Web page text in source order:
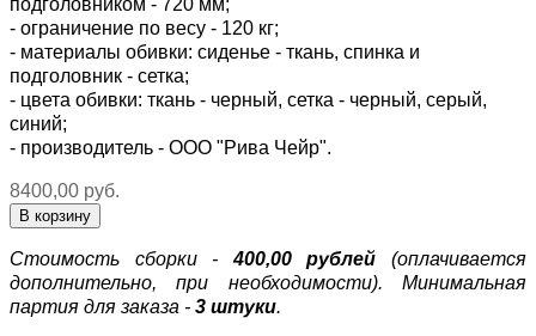
подголовником - 720 мм;
- ограничение по весу - 120 кг;
- материалы обивки: сиденье - ткань, спинка и
подголовник - сетка;
- цвета обивки: ткань - черный, сетка - черный, серый,
синий;
- производитель - ООО "Рива Чейр".
8400,00 руб.
Стоимость сборки -400,00 рублей (оплачивается
дополнительно, при необходимости). Минимальная
партия для заказа - 3 штуки.